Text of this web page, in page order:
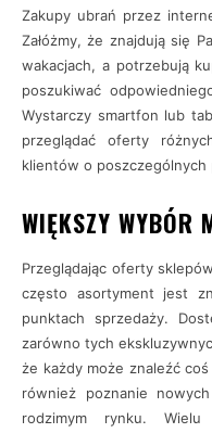
Zakupy ubrań przez
Załóżmy, że znajdują się
wakacjach, a potrzebują
poszukiwać
Wystarczy smartfon lub
przeglądać oferty
klientów o poszczególnych
WIĘKSZY WYBÓR
Przeglądając oferty
często asortyment jest
punktach sprzedaży.
zarówno tych
że każdy może znaleźć
również poznanie
rodzimym rynku.